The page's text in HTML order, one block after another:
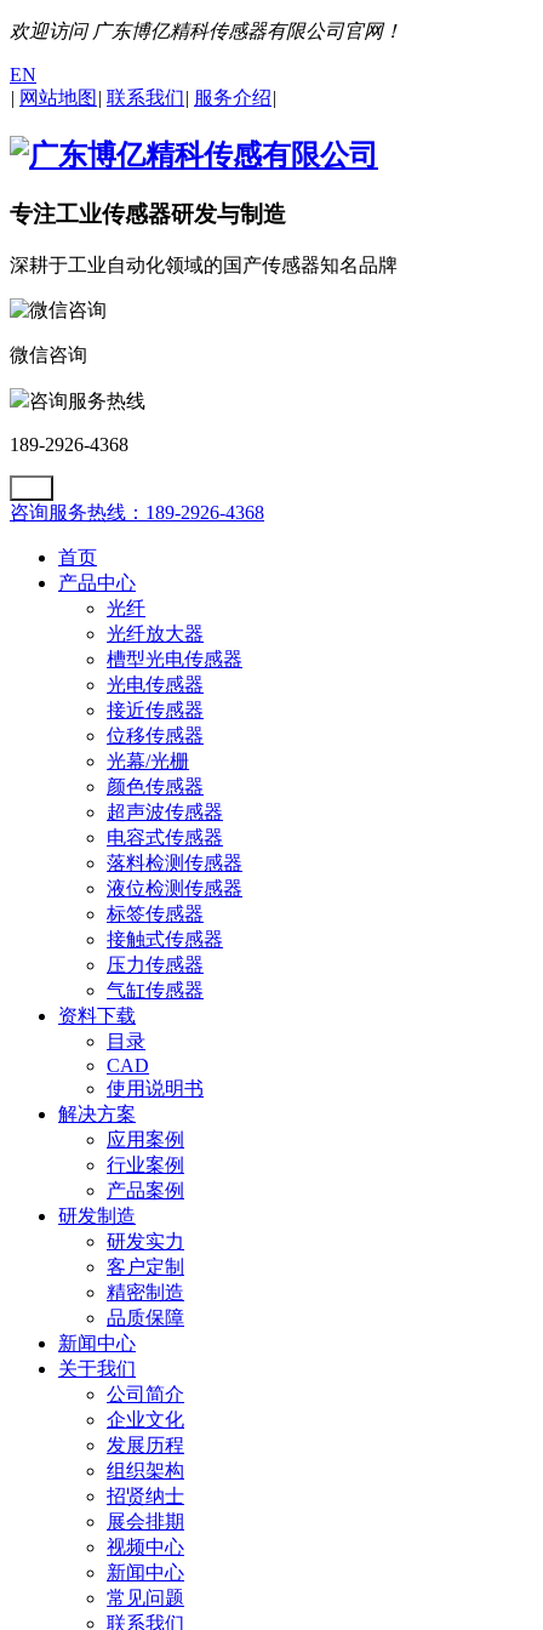
欢迎访问 广东博亿精科传感器有限公司官网！
EN
| 网站地图 | 联系我们| 服务介绍|
专注工业传感器研发与制造
深耕于工业自动化领域的国产传感器知名品牌
微信咨询
咨询服务热线
189-2926-4368
咨询服务热线：189-2926-4368
首页
产品中心
光纤
光纤放大器
槽型光电传感器
光电传感器
接近传感器
位移传感器
光幕/光栅
颜色传感器
超声波传感器
电容式传感器
落料检测传感器
液位检测传感器
标签传感器
接触式传感器
压力传感器
气缸传感器
资料下载
目录
CAD
使用说明书
解决方案
应用案例
行业案例
产品案例
研发制造
研发实力
客户定制
精密制造
品质保障
新闻中心
关于我们
公司简介
企业文化
发展历程
组织架构
招贤纳士
展会排期
视频中心
新闻中心
常见问题
联系我们